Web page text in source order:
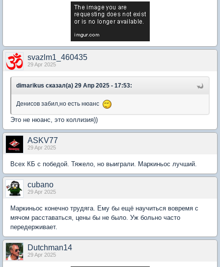
svazlm1_460435
29 Apr 2025
dimarikus сказал(а) 29 Апр 2025 - 17:53:
Денисов забил,но есть нюанс
Это не нюанс, это коллизия))
ASKV77
29 Apr 2025
Всех КБ с победой. Тяжело, но выиграли. Маркиньос лучший.
cubano
29 Apr 2025
Маркиньос конечно трудяга. Ему бы ещё научиться вовремя с
мячом расставаться, цены бы не было. Уж больно часто
передерживает.
Dutchman14
29 Apr 2025